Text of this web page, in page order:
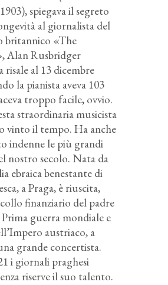
spiegava il segreto
al giornalista del
britannico «The
Alan Rusbridger
risale al 13 dicembre
la pianista aveva 103
troppo facile, ovvio.
straordinaria musicista
vinto il tempo. Ha anche
indenne le più grandi
nostro secolo. Nata da
ebraica benestante di
a Praga, è riuscita,
finanziario del padre
guerra mondiale e
austriaco, a
grande concertista.
i giornali praghesi
riserve il suo talento.